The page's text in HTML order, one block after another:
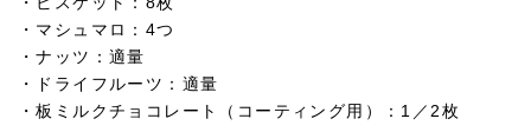
・マシュマロ：4つ
・ナッツ：適量
・ドライフルーツ：適量
・板ミルクチョコレート（コーティング用）：1／2枚